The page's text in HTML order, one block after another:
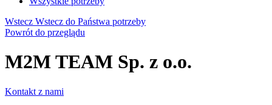
Wstecz Wstecz do Państwa potrzeby
Powrót do przeglądu
M2M TEAM Sp. z o.o.
Kontakt z nami